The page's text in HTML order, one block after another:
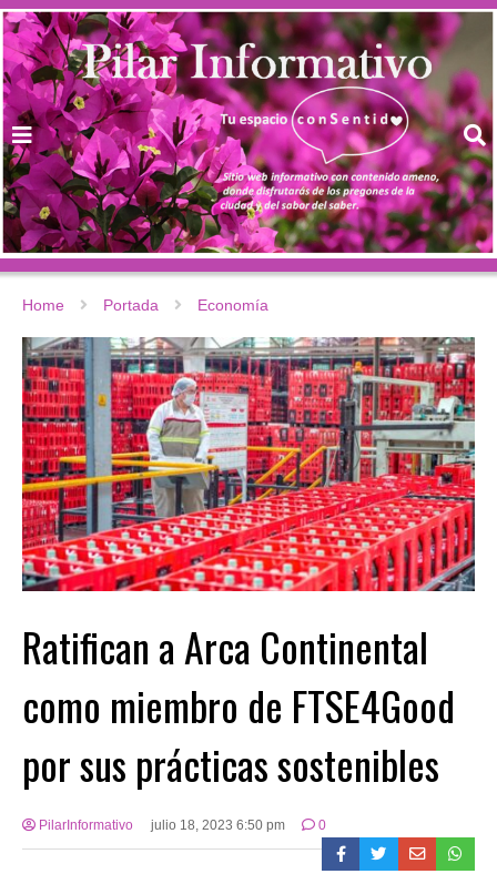
Home Portada Economía
Ratifican a Arca Continental
como miembro de FTSE4Good
por sus prácticas sostenibles
PilarInformativo julio 18, 2023 6:50 pm 0